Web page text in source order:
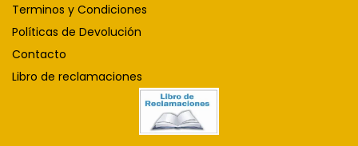
Terminos y Condiciones
Políticas de Devolución
Contacto
Libro de reclamaciones